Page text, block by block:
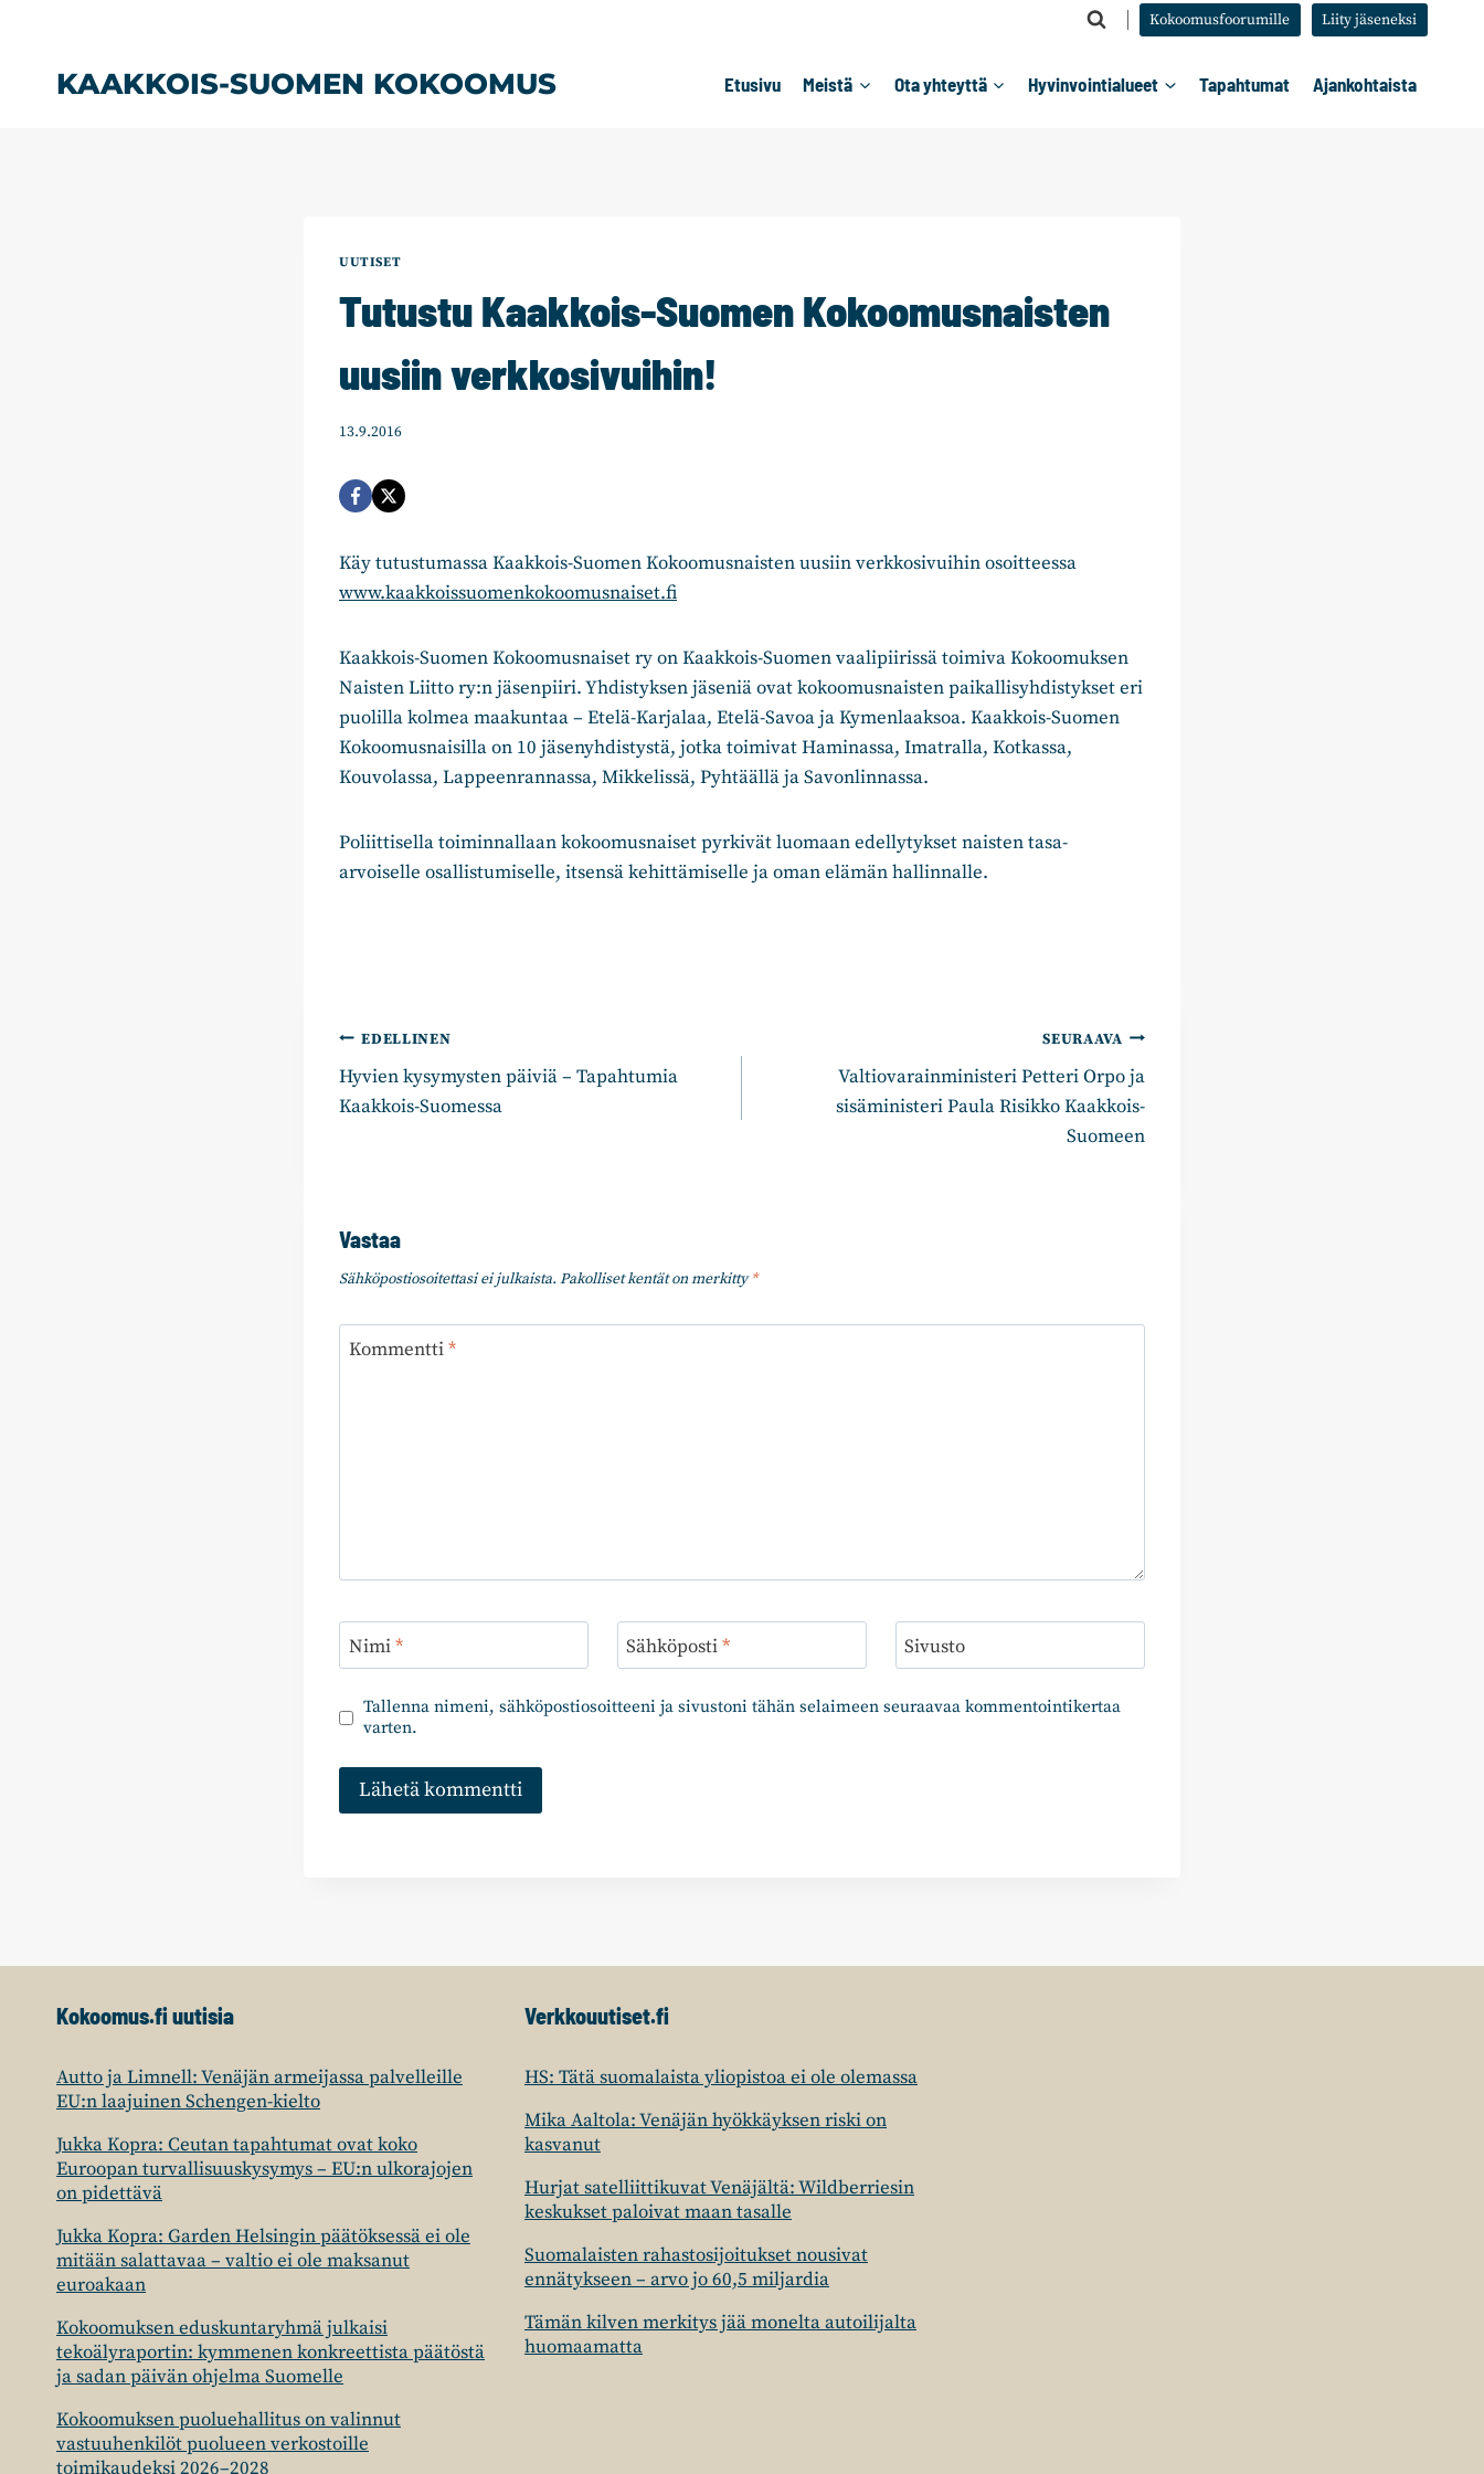
Kokoomusfoorumille Liity jäseneksi
KAAKKOIS-SUOMEN KOKOOMUS Etusivu Meistä Ota yhteyttä Hyvinvointialueet Tapahtumat Ajankohtaista
UUTISET
Tutustu Kaakkois-Suomen Kokoomusnaisten
uusiin verkkosivuihin!
13.9.2016
Käy tutustumassa Kaakkois-Suomen Kokoomusnaisten uusiin verkkosivuihin osoitteessa
www.kaakkoissuomenkokoomusnaiset.fi
Kaakkois-Suomen Kokoomusnaiset ry on Kaakkois-Suomen vaalipiirissä toimiva Kokoomuksen
Naisten Liitto ry:n jäsenpiiri. Yhdistyksen jäseniä ovat kokoomusnaisten paikallisyhdistykset eri
puolilla kolmea maakuntaa – Etelä-Karjalaa, Etelä-Savoa ja Kymenlaaksoa. Kaakkois-Suomen
Kokoomusnaisilla on 10 jäsenyhdistystä, jotka toimivat Haminassa, Imatralla, Kotkassa,
Kouvolassa, Lappeenrannassa, Mikkelissä, Pyhtäällä ja Savonlinnassa.
Poliittisella toiminnallaan kokoomusnaiset pyrkivät luomaan edellytykset naisten tasa-
arvoiselle osallistumiselle, itsensä kehittämiselle ja oman elämän hallinnalle.
Artikkelien
selaus
EDELLINEN
Hyvien kysymysten päiviä – Tapahtumia
Kaakkois-Suomessa
SEURAAVA
Valtiovarainministeri Petteri Orpo ja
sisäministeri Paula Risikko Kaakkois-
Suomeen
Vastaa
Sähköpostiosoitettasi ei julkaista. Pakolliset kentät on merkitty*
Kommentti*
Nimi* Sähköposti* Sivusto
Tallenna nimeni, sähköpostiosoitteeni ja sivustoni tähän selaimeen seuraavaa kommentointikertaa
varten.
Kokoomus.fi uutisia
Autto ja Limnell: Venäjän armeijassa palvelleille
EU:n laajuinen Schengen-kielto
Jukka Kopra: Ceutan tapahtumat ovat koko
Euroopan turvallisuuskysymys – EU:n ulkorajojen
on pidettävä
Jukka Kopra: Garden Helsingin päätöksessä ei ole
mitään salattavaa – valtio ei ole maksanut
euroakaan
Kokoomuksen eduskuntaryhmä julkaisi
tekoälyraportin: kymmenen konkreettista päätöstä
ja sadan päivän ohjelma Suomelle
Kokoomuksen puoluehallitus on valinnut
vastuuhenkilöt puolueen verkostoille
toimikaudeksi 2026–2028
Verkkouutiset.fi
HS: Tätä suomalaista yliopistoa ei ole olemassa
Mika Aaltola: Venäjän hyökkäyksen riski on
kasvanut
Hurjat satelliittikuvat Venäjältä: Wildberriesin
keskukset paloivat maan tasalle
Suomalaisten rahastosijoitukset nousivat
ennätykseen – arvo jo 60,5 miljardia
Tämän kilven merkitys jää monelta autoilijalta
huomaamatta